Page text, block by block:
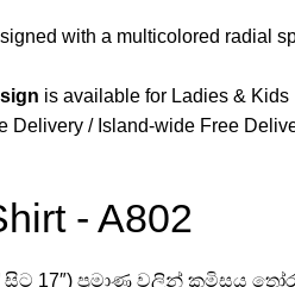
with a multicolored radial
is available for Ladies & Kids
Delivery / Island-wide Free
- A802
සිට 17″) ප්‍රමාණ වලින් කමිසය